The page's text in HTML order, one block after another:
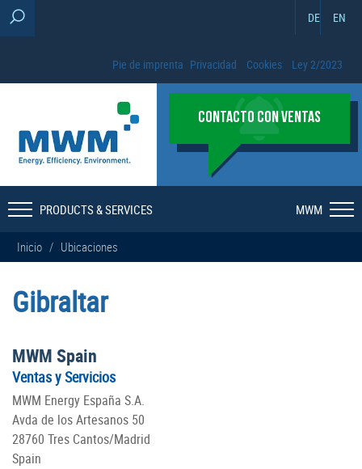
DE EN
Pie de imprenta Privacidad Cookies Ley 2/2023
CONTACTO CON VENTAS
PRODUCTS & SERVICES MWM
Inicio / Ubicaciones
Gibraltar
MWM Spain
Ventas y Servicios
MWM Energy España S.A.
Avda de los Artesanos 50
28760 Tres Cantos/Madrid
Spain